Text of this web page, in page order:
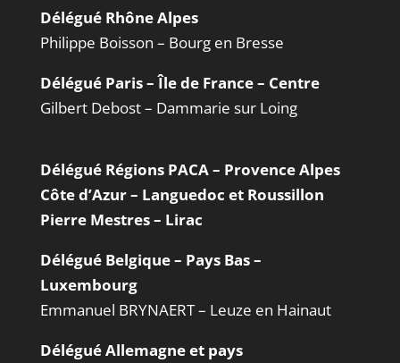
Délégué Rhône Alpes
Philippe Boisson – Bourg en Bresse
Délégué Paris – Île de France – Centre
Gilbert Debost – Dammarie sur Loing
Délégué Régions PACA – Provence Alpes
Côte d’Azur – Languedoc et Roussillon
Pierre Mestres – Lirac
Délégué Belgique – Pays Bas –
Luxembourg
Emmanuel BRYNAERT – Leuze en Hainaut
Délégué Allemagne et pays